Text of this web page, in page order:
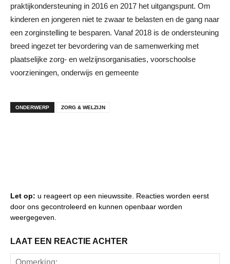
praktijkondersteuning in 2016 en 2017 het uitgangspunt. Om
kinderen en jongeren niet te zwaar te belasten en de gang naar
een zorginstelling te besparen. Vanaf 2018 is de ondersteuning
breed ingezet ter bevordering van de samenwerking met
plaatselijke zorg- en welzijnsorganisaties, voorschoolse
voorzieningen, onderwijs en gemeente
ONDERWERP ZORG & WELZIJN
Let op: u reageert op een nieuwssite. Reacties worden eerst
door ons gecontroleerd en kunnen openbaar worden
weergegeven.
LAAT EEN REACTIE ACHTER